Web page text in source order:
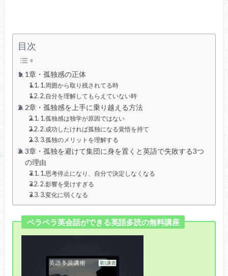
目次
1章・孤独感の正体
1.周囲から取り残されてる時
2.自分を理解してもらえていない時
2章・孤独感を上手に乗り越える方法
1.孤独感は独学が原因ではない
2.成功したければ孤独になる覚悟を持て
3.孤独のメリットを理解する
3章・孤独を避けて集団に身を置くと英語で失敗する3つ
の理由
1.思考停止になり、自分で決定しなくなる
2.影響を受けすぎる
3.変化に弱くなる
ペラペラ英会話ができる英語多読の無料講座